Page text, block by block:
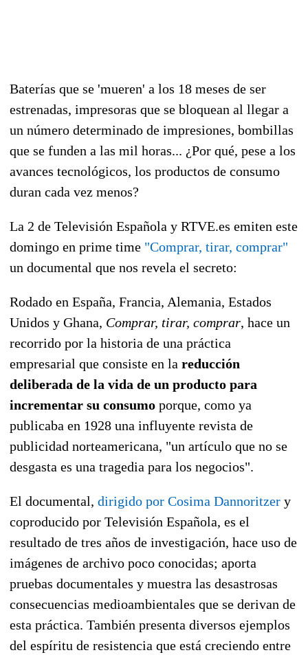
Baterías que se 'mueren' a los 18 meses de ser
estrenadas, impresoras que se bloquean al llegar a
un número determinado de impresiones, bombillas
que se funden a las mil horas... ¿Por qué, pese a los
avances tecnológicos, los productos de consumo
duran cada vez menos?
La 2 de Televisión Española y RTVE.es emiten este
domingo en prime time "Comprar, tirar, comprar"
un documental que nos revela el secreto:
Rodado en España, Francia, Alemania, Estados
Unidos y Ghana, Comprar, tirar, comprar, hace un
recorrido por la historia de una práctica
empresarial que consiste en la reducción
deliberada de la vida de un producto para
incrementar su consumo porque, como ya
publicaba en 1928 una influyente revista de
publicidad norteamericana, "un artículo que no se
desgasta es una tragedia para los negocios".
El documental, dirigido por Cosima Dannoritzer y
coproducido por Televisión Española, es el
resultado de tres años de investigación, hace uso de
imágenes de archivo poco conocidas; aporta
pruebas documentales y muestra las desastrosas
consecuencias medioambientales que se derivan de
esta práctica. También presenta diversos ejemplos
del espíritu de resistencia que está creciendo entre